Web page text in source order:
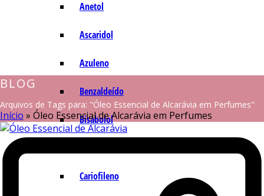
Anetol
Ascaridol
Azuleno
Benzaldeído
Bisabolol
Cariofileno
BLOG
Arquivos de Tags para: "Óleo Essencial de Alcarávia em Perfumes"
Início » Óleo Essencial de Alcarávia em Perfumes